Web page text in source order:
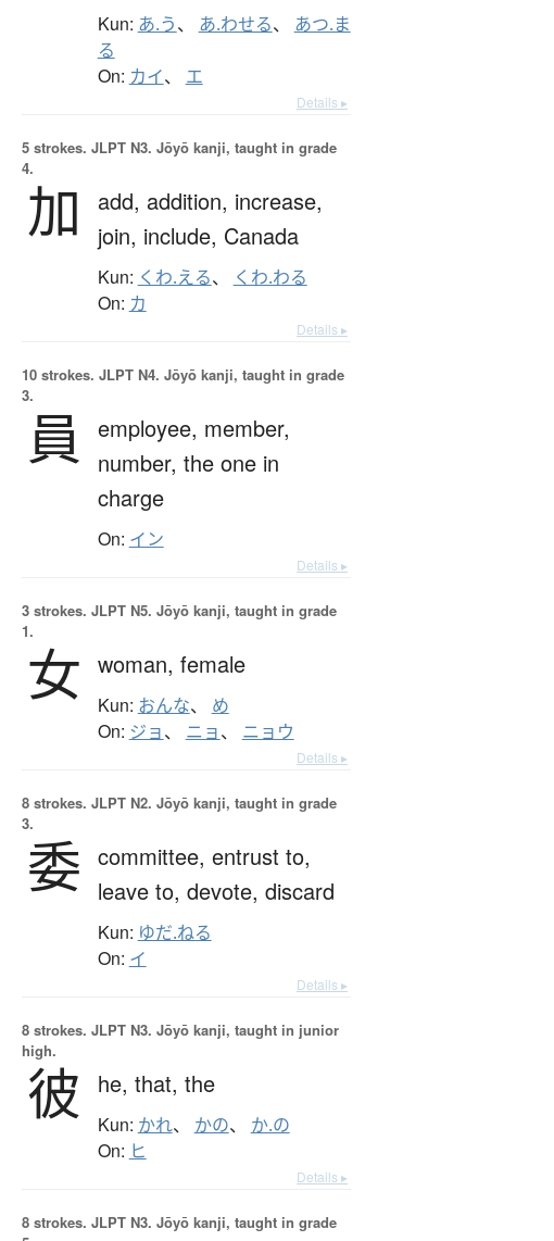
Kun: あ.う、 あ.わせる、 あつ.ま
る
On: カイ、 エ
Details ▸
5 strokes. JLPT N3. Jōyō kanji, taught in grade
4.
加 add, addition, increase,
join, include, Canada
Kun: くわ.える、 くわ.わる
On: カ
Details ▸
10 strokes. JLPT N4. Jōyō kanji, taught in grade
3.
員 employee, member,
number, the one in
charge
On: イン
Details ▸
3 strokes. JLPT N5. Jōyō kanji, taught in grade
1.
女 woman, female
Kun: おんな、 め
On: ジョ、 ニョ、 ニョウ
Details ▸
8 strokes. JLPT N2. Jōyō kanji, taught in grade
3.
委 committee, entrust to,
leave to, devote, discard
Kun: ゆだ.ねる
On: イ
Details ▸
8 strokes. JLPT N3. Jōyō kanji, taught in junior
high.
彼 he, that, the
Kun: かれ、 かの、 か.の
On: ヒ
Details ▸
8 strokes. JLPT N3. Jōyō kanji, taught in grade